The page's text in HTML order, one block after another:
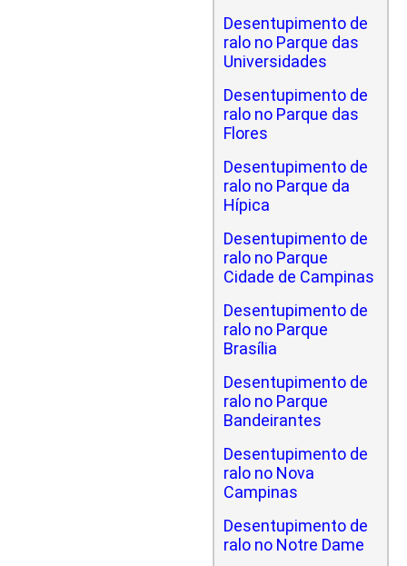
Desentupimento de
ralo no Parque das
Universidades
Desentupimento de
ralo no Parque das
Flores
Desentupimento de
ralo no Parque da
Hípica
Desentupimento de
ralo no Parque
Cidade de Campinas
Desentupimento de
ralo no Parque
Brasília
Desentupimento de
ralo no Parque
Bandeirantes
Desentupimento de
ralo no Nova
Campinas
Desentupimento de
ralo no Notre Dame